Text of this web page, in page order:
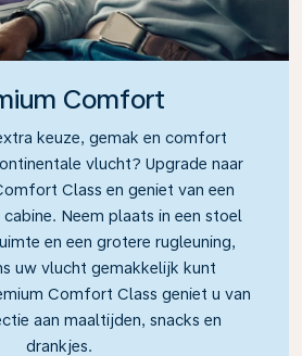
Comfort
keuze, gemak en comfort
vlucht? Upgrade naar
Class en geniet van een
Neem plaats in een stoel
en een grotere rugleuning,
uw vlucht gemakkelijk kunt
Comfort Class geniet u van
aan maaltijden, snacks en
drankjes.